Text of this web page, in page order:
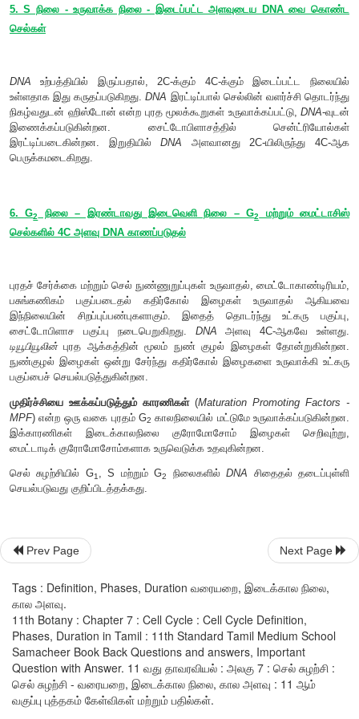
சில செல்கள் G1நிலையிலிருந்து விடுபட்டு அமைதி
இந்நிலைக்குG நிலைஎன்று பெயர். G நிலையில் செல்கள்
பெருக்கமடையாமல் இருந்து வளர்சிதை மாற்றத்தை
புரதச்சேர்க்கை செயல்களைக் குறைந்த அளவில்
நிலையில் உள்ளன. G
நிலை நிலையற்றது. முதிர்ந்த நியூரான்,
ஆகியவற்றின் செல்கள்G நிலையில் நிலைத்துவிடுகின்றன.
விட்டுப் பெருக்கமடையும் நிலைக்குப் பெரும்பாலான
இயலும். இல்லையெனில்G0நிலையிலேயே நின்று விடும்.
வளர்வடக்க நிலையில் (Dormant) உள்ள செல்களாகக்
உங்களுக்குத் தெரியுமா?
டாலி ( )
G 0 நிலையில் உள்ள செல்களின் DNA
ஆராய்ச்சியாளர்கள் ஆட்டின் பால் சுரப்பிகளில் உள்ள
ஊடகத்தில் வளர்த்து
நிலைக்கு உட்படுத்தினர். இந்த
கொடுக்கும் உட்கரு பெற்றுக்கொள்ளும் அண்ட
ஒருங்கிணைந்து கரு தோற்றுவிக்கப்பட்டது. இதுவே டாலி
5. S நிலை - உருவாக்க நிலை - இடைப்பட்ட அளவுடைய
DNAஉற்பத்தியில் இருப்பதால், 2C-க்கும் 4C-க்கும்
உள்ளதாக இது கருதப்படுகிறது.DNAஇரட்டிப்பால் செல்லின்
நிகழ்வதுடன் ஹிஸ்டோன் என்ற புரத மூலக்கூறுகள்
இணைக்கப்படுகின்றன. சைட்டோபிளாசத்தில்
Prev Page Next Page
Tags : Definition, Phases, Duration வரையறை, இடைக்கால நிலை,
கால அளவு.
11th Botany : Chapter 7 : Cell Cycle : Cell Cycle Definition,
Phases, Duration in Tamil : 11th Standard Tamil Medium School
Samacheer Book Back Questions and answers, Important
Question with Answer. 11 வது தாவரவியல் : அலகு 7 : செல் சுழற்சி :
செல் சுழற்சி - வரையறை, இடைக்கால நிலை, கால அளவு : 11 ஆம்
வகுப்பு புத்தகம் கேள்விகள் மற்றும் பதில்கள்.